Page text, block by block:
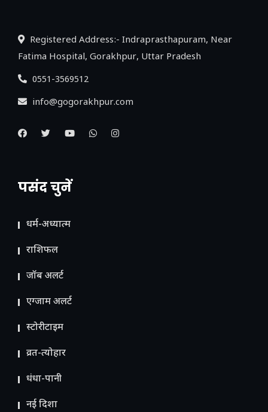
Registered Address:- Indraprasthapuram, Near
Fatima Hospital, Gorakhpur, Uttar Pradesh
0551-3569512
info@gogorakhpur.com
पसंद चुनें
धर्म-अध्यात्म
राशिफल
जॉब अलर्ट
एग्जाम अलर्ट
स्टोरीटाइम
व्रत-त्योहार
धंधा-पानी
नई दिशा